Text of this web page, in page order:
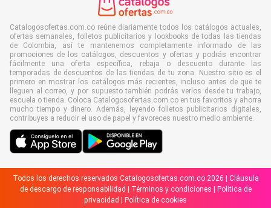
Catalogosofertas.com.co reúne diariamente todos los catálogos actuales,
ofertas semanales, folletos publicitarios y lookbooks de todas las tiendas
de Colombia, así te mantenemos completamente informado de las
promociones de los catálogos, descuentos y ofertas y podrás encontrar
fácilmente una oferta específica, rebaja o descuento durante las
temporadas de descuentos de las tiendas de tu zona. Nuestro sitio es el
primero en mostrar los catálogos más recientes, incluso antes de que te
lleguen al correo, y por supuesto también podrás verlos desde tu trabajo,
escuela o tienda. Coloca Catalogosofertas.com.co en tus favoritos y ahorra
mucho tiempo y dinero. Además, leyendo folletos publicitarios digitales,
contribuyes a reducir el uso de papel y favoreces nuestro medio ambiente.
Todos los derechos reservados Catalogosofertas.com.co 2026 | Cláusula
de descargo de responsabilidad
Términos y condiciones
Política de
privacidad
Política de cookies